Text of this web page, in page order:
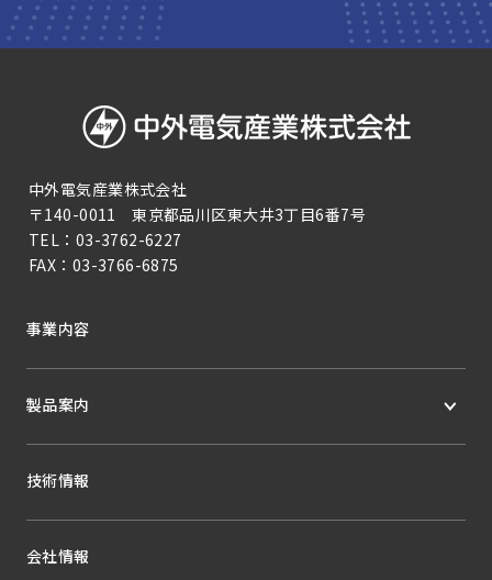
中外電気産業株式会社
〒140-0011 東京都品川区東大井3丁目6番7号
TEL： 03-3762-6227
FAX： 03-3766-6875
事業内容
製品案内
技術情報
会社情報